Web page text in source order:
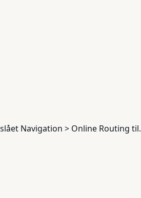
Navigation > Online Routing til.